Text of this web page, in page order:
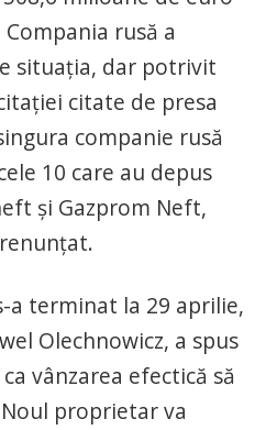
rusă a
situaţia, dar potrivit
citate de presa
companie rusă
10 care au depus
şi Gazprom Neft,
a terminat la 29 aprilie,
Olechnowicz, a spus
vânzarea efectică să
proprietar va